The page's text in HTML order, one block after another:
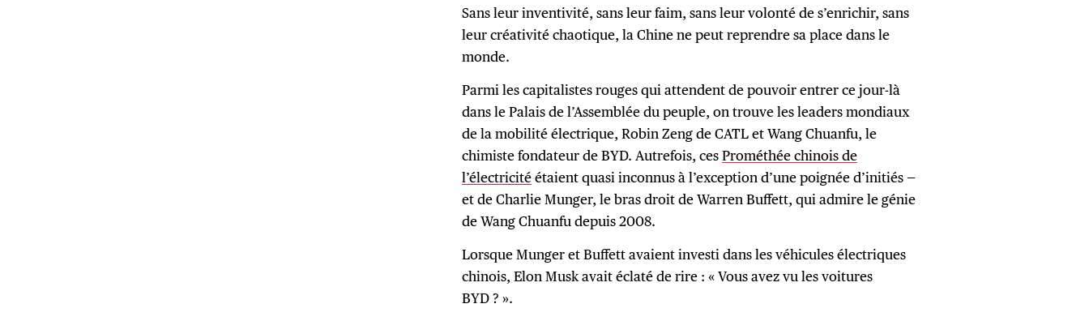
Sans leur inventivité, sans leur faim, sans leur volonté de s’enrichir, sans
leur créativité chaotique, la Chine ne peut reprendre sa place dans le
monde.
Parmi les capitalistes rouges qui attendent de pouvoir entrer ce jour-là
dans le Palais de l’Assemblée du peuple, on trouve les leaders mondiaux
de la mobilité électrique, Robin Zeng de CATL et Wang Chuanfu, le
chimiste fondateur de BYD. Autrefois, cesProméthée chinois de
l’électricitéétaient quasi inconnus à l’exception d’une poignée d’initiés —
et de Charlie Munger, le bras droit de Warren Buffett, qui admire le génie
de Wang Chuanfu depuis 2008.
Lorsque Munger et Buffett avaient investi dans les véhicules électriques
chinois, Elon Musk avait éclaté de rire : « Vous avez vu les voitures
BYD ? ».